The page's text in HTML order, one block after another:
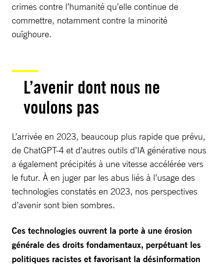
crimes contre l’humanité qu’elle continue de
commettre, notamment contre la minorité
ouïghoure.
L’avenir dont nous ne
voulons pas
L’arrivée en 2023, beaucoup plus rapide que prévu,
de ChatGPT-4 et d’autres outils d’IA générative nous
a également précipités à une vitesse accélérée vers
le futur. À en juger par les abus liés à l’usage des
technologies constatés en 2023, nos perspectives
d’avenir sont bien sombres.
Ces technologies ouvrent la porte à une érosion
générale des droits fondamentaux, perpétuant les
politiques racistes et favorisant la désinformation